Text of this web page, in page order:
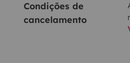
Condições de
cancelamento